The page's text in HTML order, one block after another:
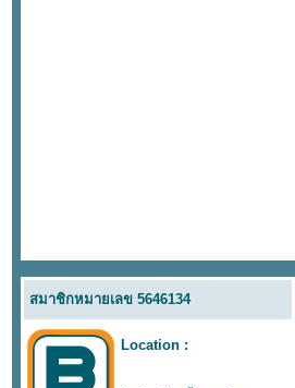
สมาชิกหมายเลข 5646134
Location :